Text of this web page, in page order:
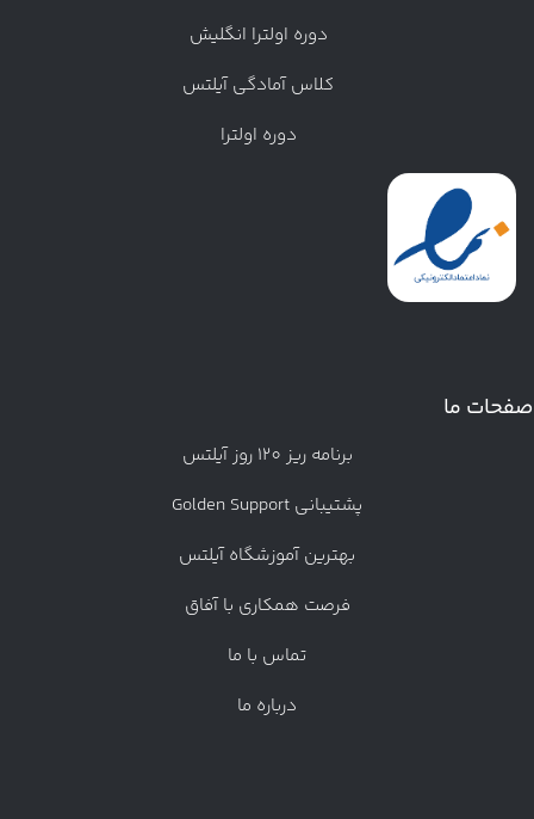
دوره اولترا انگلیش
کلاس آمادگی آیلتس
دوره اولترا
صفحات ما
برنامه ریز 120 روز آیلتس
پشتیبانی Golden Support
بهترین آموزشگاه آیلتس
فرصت همکاری با آفاق
تماس با ما
درباره ما